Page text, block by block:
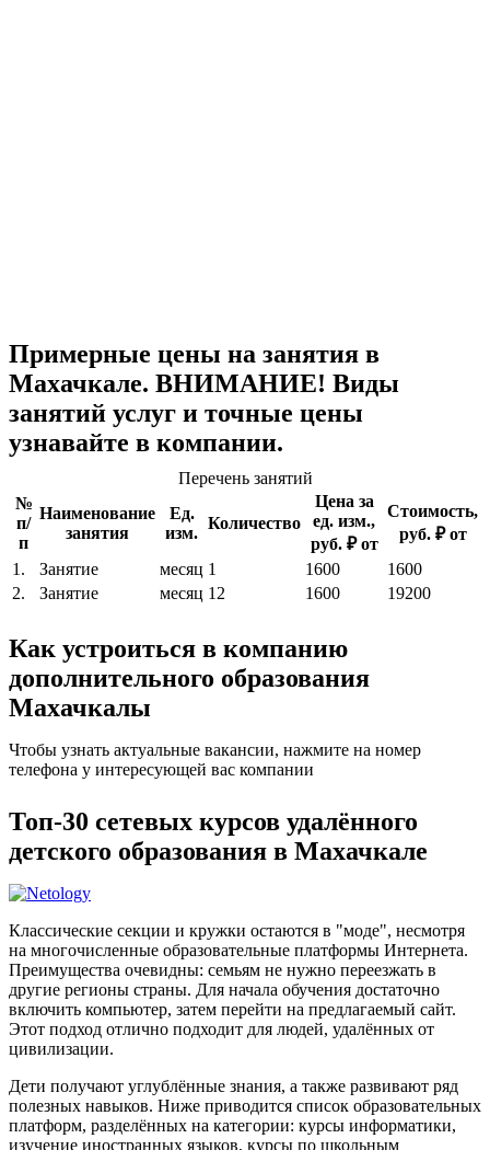
Примерные цены на занятия в
Махачкале. ВНИМАНИЕ! Виды
занятий услуг и точные цены
узнавайте в компании.
Перечень занятий
№
п/
п
Наименование
занятия
Ед.
изм.
Количество
Цена за
ед. изм.,
руб. ₽ от
Стоимость,
руб. ₽ от
1.
Занятие месяц 1 1600
1600
2.
Занятие месяц 12 1600 19200
Как устроиться в компанию
дополнительного образования
Махачкалы
Чтобы узнать актуальные вакансии, нажмите на номер
телефона у интересующей вас компании
Топ-30 сетевых курсов удалённого
детского образования в Махачкале
Классические секции и кружки остаются в "моде", несмотря
на многочисленные образовательные платформы Интернета.
Преимущества очевидны: семьям не нужно переезжать в
другие регионы страны. Для начала обучения достаточно
включить компьютер, затем перейти на предлагаемый сайт.
Этот подход отлично подходит для людей, удалённых от
цивилизации.
Дети получают углублённые знания, а также развивают ряд
полезных навыков. Ниже приводится список образовательных
платформ, разделённых на категории: курсы информатики,
изучение иностранных языков, курсы по школьным